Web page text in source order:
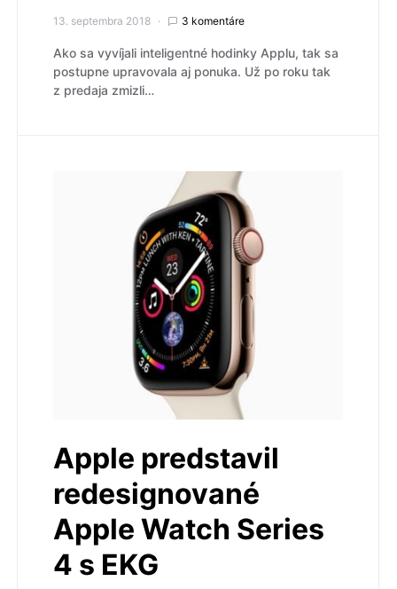
13. septembra 2018 3 komentáre
Ako sa vyvíjali inteligentné hodinky Applu, tak sa
postupne upravovala aj ponuka. Už po roku tak
z predaja zmizli…
Apple predstavil
redesignované
Apple Watch Series
4 s EKG